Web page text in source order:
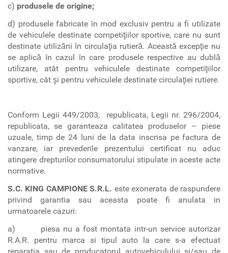
c) produsele de origine;
d) produsele fabricate în mod exclusiv pentru a fi utilizate
de vehiculele destinate competiţiilor sportive, care nu sunt
destinate utilizării în circulaţia rutieră. Această excepţie nu
se aplică în cazul în care produsele respective au dublă
utilizare, atât pentru vehiculele destinate competiţiilor
sportive, cât şi pentru vehiculele destinate circulaţiei rutiere.
Conform Legii 449/2003, republicata, Legii nr. 296/2004,
republicata, se garanteaza calitatea produselor – piese
uzuale, timp de 24 luni de la data inscrisa pe factura de
vanzare, iar prevederile prezentului certificat nu aduc
atingere drepturilor consumatorului stipulate in aceste acte
normative.
S.C. KING CAMPIONE S.R.L. este exonerata de raspundere
privind garantia sau aceasta poate fi anulata in
urmatoarele cazuri:
a) piesa nu a fost montata intr-un service autorizar
R.A.R. pentru marca si tipul auto la care s-a efectuat